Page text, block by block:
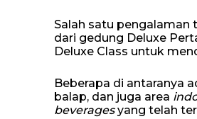
Salah satu
dari gedung Deluxe
Deluxe Class untuk
Beberapa di antaranya
balap, dan juga area
beveragesyang telah